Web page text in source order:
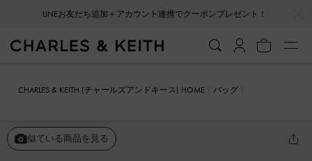
LINEお友だち追加＋アカウント連携でクーポンプレゼント！
CHARLES & KEITH (チャールズアンドキース) HOME
バッグ
似ている商品を見る